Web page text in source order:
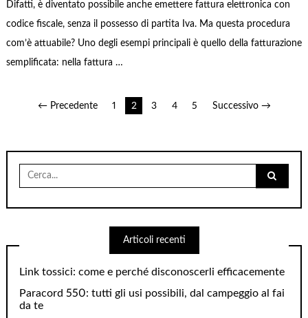
Difatti, è diventato possibile anche emettere fattura elettronica con
codice fiscale, senza il possesso di partita Iva. Ma questa procedura
com’è attuabile? Uno degli esempi principali è quello della fatturazione
semplificata: nella fattura …
Navigazione
← Precedente 1 2 3 4 5 Successivo →
Cerca
per:
Articoli recenti
Link tossici: come e perché disconoscerli efficacemente
Paracord 550: tutti gli usi possibili, dal campeggio al fai
da te